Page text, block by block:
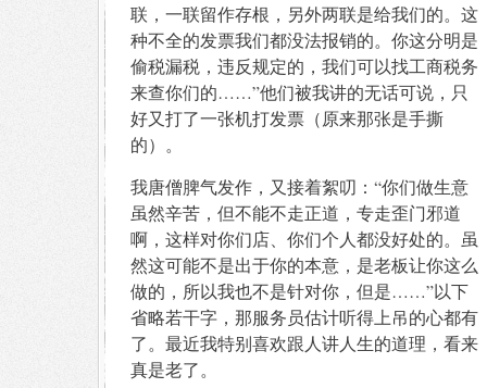
联，一联留作存根，另外两联是给我们的。这
种不全的发票我们都没法报销的。你这分明是
偷税漏税，违反规定的，我们可以找工商税务
来查你们的……”他们被我讲的无话可说，只
好又打了一张机打发票（原来那张是手撕
的）。
我唐僧脾气发作，又接着絮叨：“你们做生意
虽然辛苦，但不能不走正道，专走歪门邪道
啊，这样对你们店、你们个人都没好处的。虽
然这可能不是出于你的本意，是老板让你这么
做的，所以我也不是针对你，但是……”以下
省略若干字，那服务员估计听得上吊的心都有
了。最近我特别喜欢跟人讲人生的道理，看来
真是老了。